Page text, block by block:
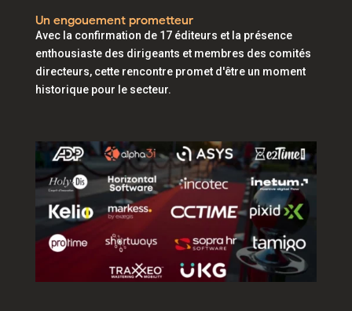
Un engouement prometteur
Avec la confirmation de 17 éditeurs et la présence
enthousiaste des dirigeants et membres des comités
directeurs, cette rencontre promet d'être un moment
historique pour le secteur.